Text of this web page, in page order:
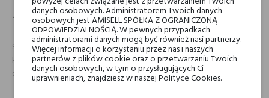
Jak używać Acqua di Portofino Borgo?
Stosuj codziennie – do biura, na spotkanie, do kawiarni. To zapach,
który można nosić zawsze i wszędzie. Spójny, delikatny, ale wyraźnie
obecny.
danych osobowych. Administratorem Twoich danych
osobowych jest AMISELL SPÓŁKA Z OGRANICZONĄ
ODPOWIEDZIALNOŚCIĄ. W pewnych przypadkach
administratorami danych mogą być również nasi partnerzy.
Więcej informacji o korzystaniu przez nas i naszych
partnerów z plików cookie oraz o przetwarzaniu Twoich
danych osobowych, w tym o przysługujących Ci
uprawnieniach, znajdziesz w naszej Polityce Cookies.